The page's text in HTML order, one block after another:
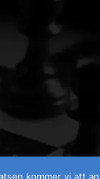
kommer vi att